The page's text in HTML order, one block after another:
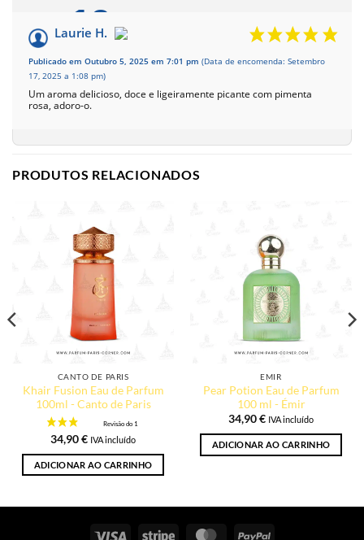
10 /10
Baseado na análise
do 1
Laurie H.
Publicado em Outubro 5, 2025 em 7:01 pm (Data de encomenda: Setembro
17, 2025 a 1:08 pm)
Um aroma delicioso, doce e ligeiramente picante com pimenta
rosa, adoro-o.
PRODUTOS RELACIONADOS
CANTO DE PARIS
Khair Fusion Eau de Parfum
100ml - Canto de Paris
34,90€ IVA incluído
ADICIONAR AO CARRINHO
EMIR
Pear Potion Eau de Parfum
100 ml - Émir
34,90€ IVA incluído
ADICIONAR AO CARRINHO
Visto Riscas MasterCardPayPal